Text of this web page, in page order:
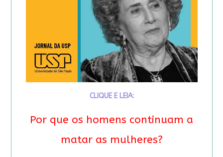
CLIQUE E LEIA:
Por que os homens continuam a
matar as mulheres?